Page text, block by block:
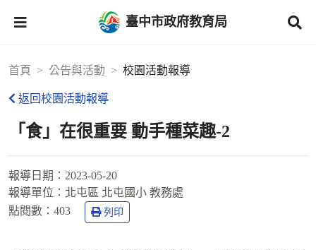
臺中市政府教育局
首頁 公告與活動 校園活動報導
返回校園活動報導
「食」在很重要 動手種菜趣-2
報導日期： 2023-05-20
報導單位： 北屯區 北屯國小 教務處
點閱數： 403 列印